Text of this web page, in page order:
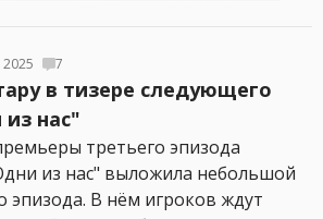
7
в тизере следующего
нас"
третьего эпизода
из нас" выложила небольшой
эпизода. В нём игроков ждут